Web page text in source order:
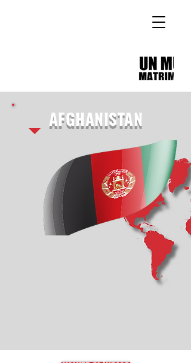
AFGHANISTAN